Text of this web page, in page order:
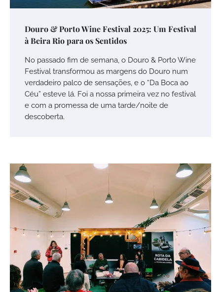
Douro & Porto Wine Festival 2025: Um Festival
à Beira Rio para os Sentidos
No passado fim de semana, o Douro & Porto Wine
Festival transformou as margens do Douro num
verdadeiro palco de sensações, e o “Da Boca ao
Céu” esteve lá. Foi a nossa primeira vez no festival
e com a promessa de uma tarde/noite de
descoberta.